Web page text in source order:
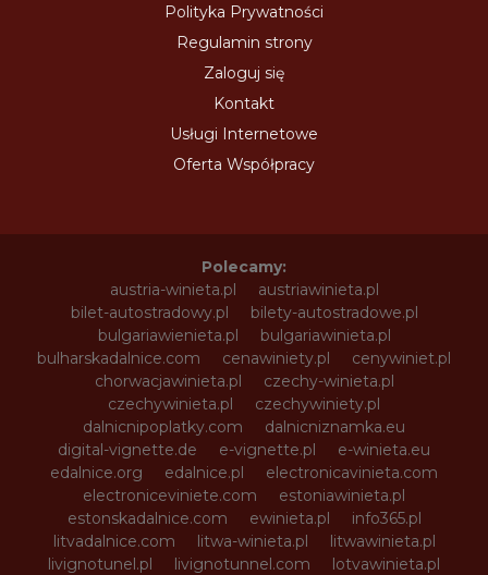
Polityka Prywatności
Regulamin strony
Zaloguj się
Kontakt
Usługi Internetowe
Oferta Współpracy
Polecamy:
austria-winieta.pl
austriawinieta.pl
bilet-autostradowy.pl
bilety-autostradowe.pl
bulgariawienieta.pl
bulgariawinieta.pl
bulharskadalnice.com
cenawiniety.pl
cenywiniet.pl
chorwacjawinieta.pl
czechy-winieta.pl
czechywinieta.pl
czechywiniety.pl
dalnicnipoplatky.com
dalnicniznamka.eu
digital-vignette.de
e-vignette.pl
e-winieta.eu
edalnice.org
edalnice.pl
electronicavinieta.com
electroniceviniete.com
estoniawinieta.pl
estonskadalnice.com
ewinieta.pl
info365.pl
litvadalnice.com
litwa-winieta.pl
litwawinieta.pl
livignotunel.pl
livignotunnel.com
lotvawinieta.pl